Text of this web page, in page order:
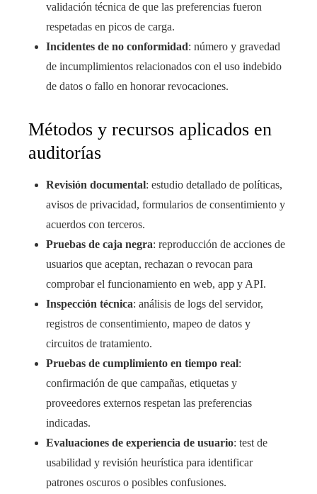
validación técnica de que las preferencias fueron
respetadas en picos de carga.
Incidentes de no conformidad: número y gravedad
de incumplimientos relacionados con el uso indebido
de datos o fallo en honorar revocaciones.
Métodos y recursos aplicados en
auditorías
Revisión documental: estudio detallado de políticas,
avisos de privacidad, formularios de consentimiento y
acuerdos con terceros.
Pruebas de caja negra: reproducción de acciones de
usuarios que aceptan, rechazan o revocan para
comprobar el funcionamiento en web, app y API.
Inspección técnica: análisis de logs del servidor,
registros de consentimiento, mapeo de datos y
circuitos de tratamiento.
Pruebas de cumplimiento en tiempo real:
confirmación de que campañas, etiquetas y
proveedores externos respetan las preferencias
indicadas.
Evaluaciones de experiencia de usuario: test de
usabilidad y revisión heurística para identificar
patrones oscuros o posibles confusiones.